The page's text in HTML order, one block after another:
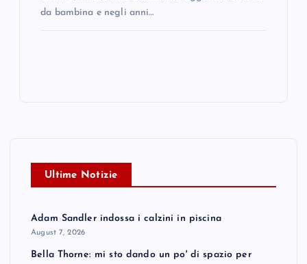
da bambina e negli anni…
Ultime Notizie
Adam Sandler indossa i calzini in piscina
August 7, 2026
Bella Thorne: mi sto dando un po' di spazio per